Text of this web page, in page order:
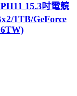
15.3吋電競
1TB/GeForce